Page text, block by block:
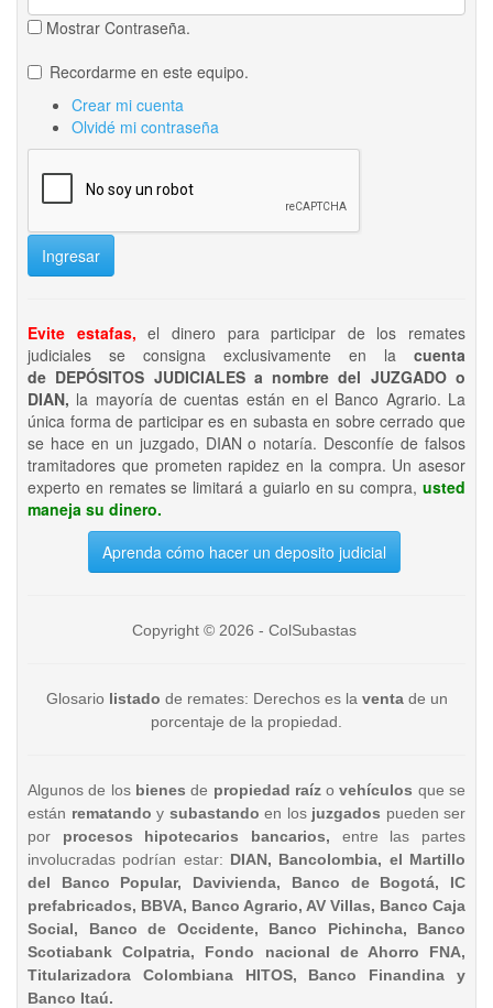
Mostrar Contraseña.
Recordarme en este equipo.
Crear mi cuenta
Olvidé mi contraseña
Ingresar
Evite estafas, el dinero para participar de los remates
judiciales se consigna exclusivamente en la cuenta
de DEPÓSITOS JUDICIALES a nombre del JUZGADO o
DIAN, la mayoría de cuentas están en el Banco Agrario. La
única forma de participar es en subasta en sobre cerrado que
se hace en un juzgado, DIAN o notaría. Desconfíe de falsos
tramitadores que prometen rapidez en la compra. Un asesor
experto en remates se limitará a guiarlo en su compra, usted
maneja su dinero.
Aprenda cómo hacer un deposito judicial
Copyright © 2026 - ColSubastas
Glosario listado de remates: Derechos es la ventade un
porcentaje de la propiedad.
Algunos de los bienesde propiedad raízo vehículos que se
están rematando y subastando en los juzgados pueden ser
por procesos hipotecarios bancarios, entre las partes
involucradas podrían estar: DIAN, Bancolombia, el Martillo
del Banco Popular, Davivienda, Banco de Bogotá, IC
prefabricados, BBVA, Banco Agrario, AV Villas, Banco Caja
Social, Banco de Occidente, Banco Pichincha, Banco
Scotiabank Colpatria, Fondo nacional de Ahorro FNA,
Titularizadora Colombiana HITOS, Banco Finandina y
Banco Itaú.